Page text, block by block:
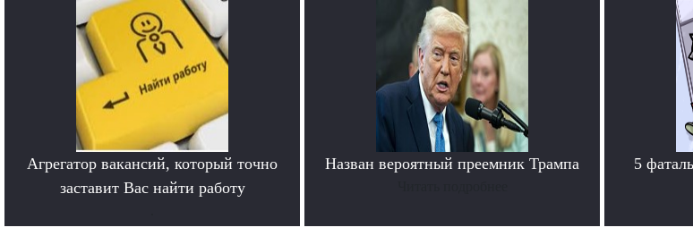
Агрегатор вакансий, который точно
заставит Вас найти работу
Назван вероятный преемник Трампа
5